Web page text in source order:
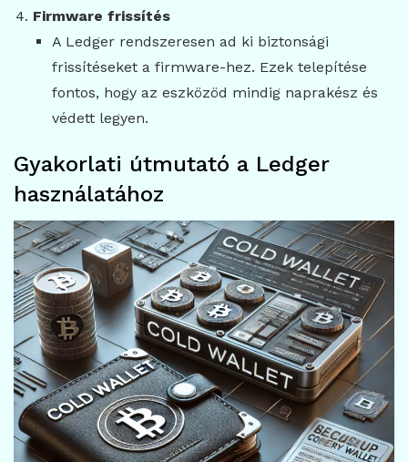
Firmware frissítés
A Ledger rendszeresen ad ki biztonsági
frissítéseket a firmware-hez. Ezek telepítése
fontos, hogy az eszközöd mindig naprakész és
védett legyen.
Gyakorlati útmutató a Ledger
használatához